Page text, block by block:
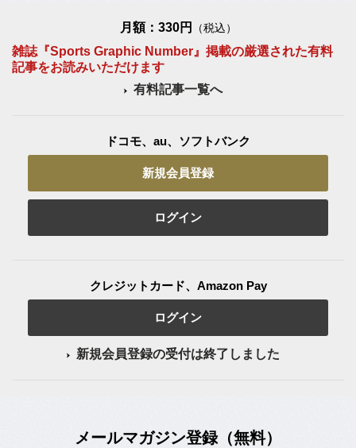
月額：330円 （税込）
雑誌『Sports Graphic Number』掲載の厳選された有料
記事をお読みいただけます
有料記事一覧へ
ドコモ、au、ソフトバンク
新規会員登録
ログイン
クレジットカード、Amazon Pay
ログイン
新規会員登録の受付は終了しました
メールマガジン登録（無料）